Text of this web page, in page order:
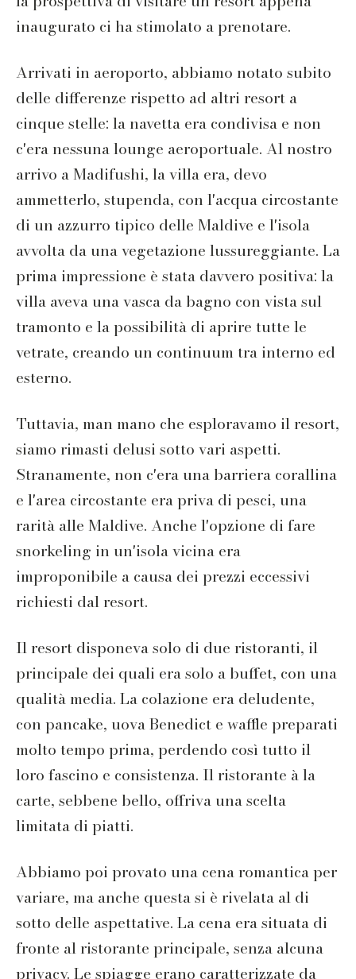
inaugurato ci ha stimolato a prenotare.
Arrivati in aeroporto, abbiamo notato subito
delle differenze rispetto ad altri resort a
cinque stelle: la navetta era condivisa e non
c'era nessuna lounge aeroportuale. Al nostro
arrivo a Madifushi, la villa era, devo
ammetterlo, stupenda, con l'acqua circostante
di un azzurro tipico delle Maldive e l'isola
avvolta da una vegetazione lussureggiante. La
prima impressione è stata davvero positiva: la
villa aveva una vasca da bagno con vista sul
tramonto e la possibilità di aprire tutte le
vetrate, creando un continuum tra interno ed
esterno.
Tuttavia, man mano che esploravamo il resort,
siamo rimasti delusi sotto vari aspetti.
Stranamente, non c'era una barriera corallina
e l'area circostante era priva di pesci, una
rarità alle Maldive. Anche l'opzione di fare
snorkeling in un'isola vicina era
improponibile a causa dei prezzi eccessivi
richiesti dal resort.
Il resort disponeva solo di due ristoranti, il
principale dei quali era solo a buffet, con una
qualità media. La colazione era deludente,
con pancake, uova Benedict e waffle preparati
molto tempo prima, perdendo così tutto il
loro fascino e consistenza. Il ristorante à la
carte, sebbene bello, offriva una scelta
limitata di piatti.
Abbiamo poi provato una cena romantica per
variare, ma anche questa si è rivelata al di
sotto delle aspettative. La cena era situata di
fronte al ristorante principale, senza alcuna
privacy. Le spiagge erano caratterizzate da